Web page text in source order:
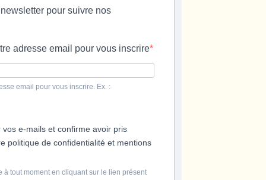
pour suivre nos
adresse email pour vous inscrire
email pour vous inscrire. Ex. :
e-mails et confirme avoir pris
politique de confidentialité et mentions
à tout moment en cliquant sur le lien présent